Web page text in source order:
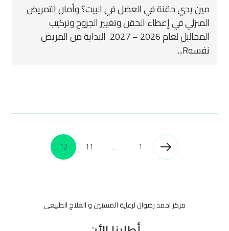
مين يدي حقنة في العضل في البيت؟ وأمان التمريض
المنزلي في إعطاء الحقن وتغيير الجروح وتركيب
المحاليل لعام 2026 – 2027 ‍ البداية من المريض
نفسهR...
1
…
11
12
مركز احمد رضوان لرعاية المسنين و العلاج الطبيعى